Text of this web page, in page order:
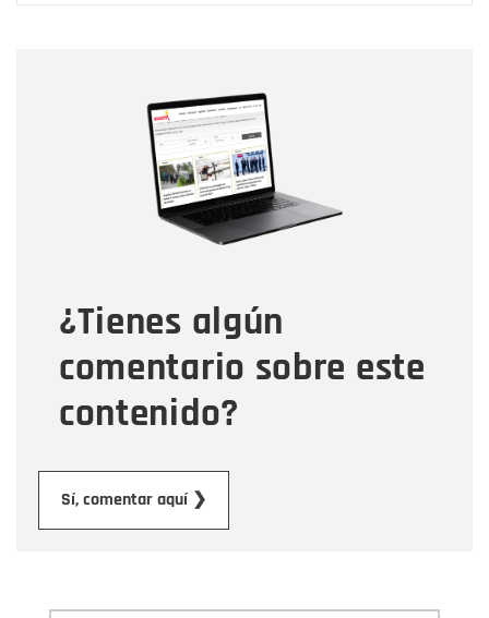
¿Tienes algún
comentario sobre este
contenido?
Sí, comentar aquí ❯
Correo electrónico
Tipo de comentario
Mensaje